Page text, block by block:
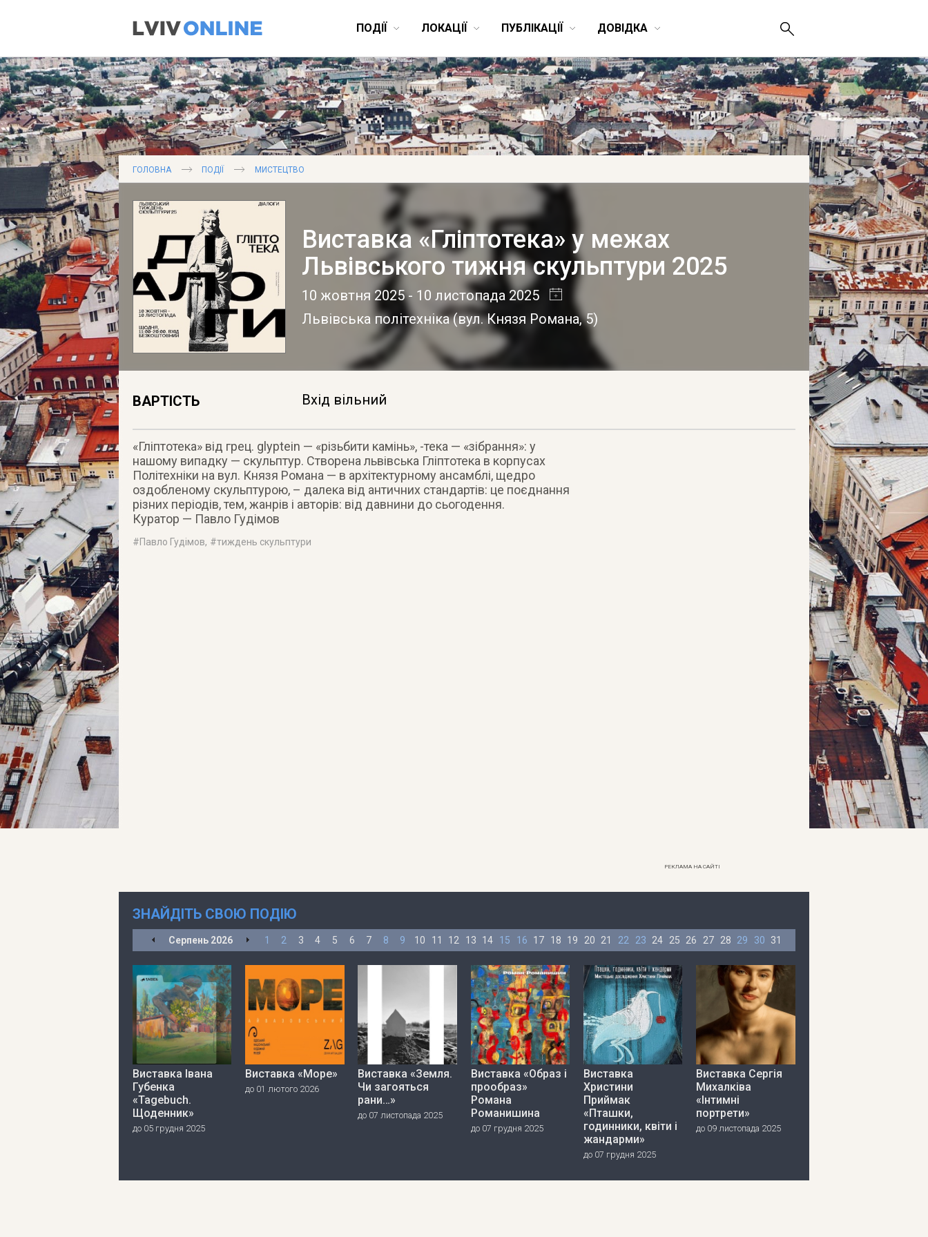
ПОДІЇ ЛОКАЦІЇ ПУБЛІКАЦІЇ ДОВІДКА
ГОЛОВНА ПОДІЇ МИСТЕЦТВО
Виставка «Гліптотека» у межах
Львівського тижня скульптури 2025
10 жовтня 2025- 10 листопада 2025
Львівська політехніка (вул. Князя Романа, 5)
ВАРТІСТЬ Вхід вільний
«Гліптотека» від грец. glyptein — «різьбити камінь», -тека — «зібрання»: у
нашому випадку — скульптур. Створена львівська Гліптотека в корпусах
Політехніки на вул. Князя Романа — в архітектурному ансамблі, щедро
оздобленому скульптурою, – далека від античних стандартів: це поєднання
різних періодів, тем, жанрів і авторів: від давнини до сьогодення.
Куратор — Павло Гудімов
#Павло Гудімов, #тиждень скульптури
РЕКЛАМА НА САЙТІ
ЗНАЙДІТЬ СВОЮ ПОДІЮ
Серпень 2026 1 2 3 4 5 6 7 8 9 10 11 12 13 14 15 16 17 18 19 20 21 22 23 24 25 26 27 28 29 30 31
Виставка Івана
Губенка
«Tagebuch.
Щоденник»
до 05 грудня 2025
Виставка «Море»
до 01 лютого 2026
Виставка «Земля.
Чи загояться
рани…»
до 07 листопада 2025
Виставка «Образ і
прообраз»
Романа
Романишина
до 07 грудня 2025
Виставка
Христини
Приймак
«Пташки,
годинники, квіти і
жандарми»
до 07 грудня 2025
Виставка Сергія
Михалківа
«Інтимні
портрети»
до 09 листопада 2025